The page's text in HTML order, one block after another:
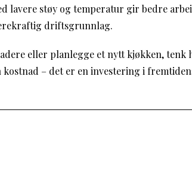
lavere støy og temperatur gir bedre
driftsgrunnlag.
eller planlegge et nytt kjøkken, tenk
kostnad – det er en investering i